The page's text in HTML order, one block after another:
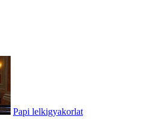
Papi lelkigyakorlat